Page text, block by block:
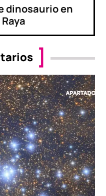
dinosaurio en